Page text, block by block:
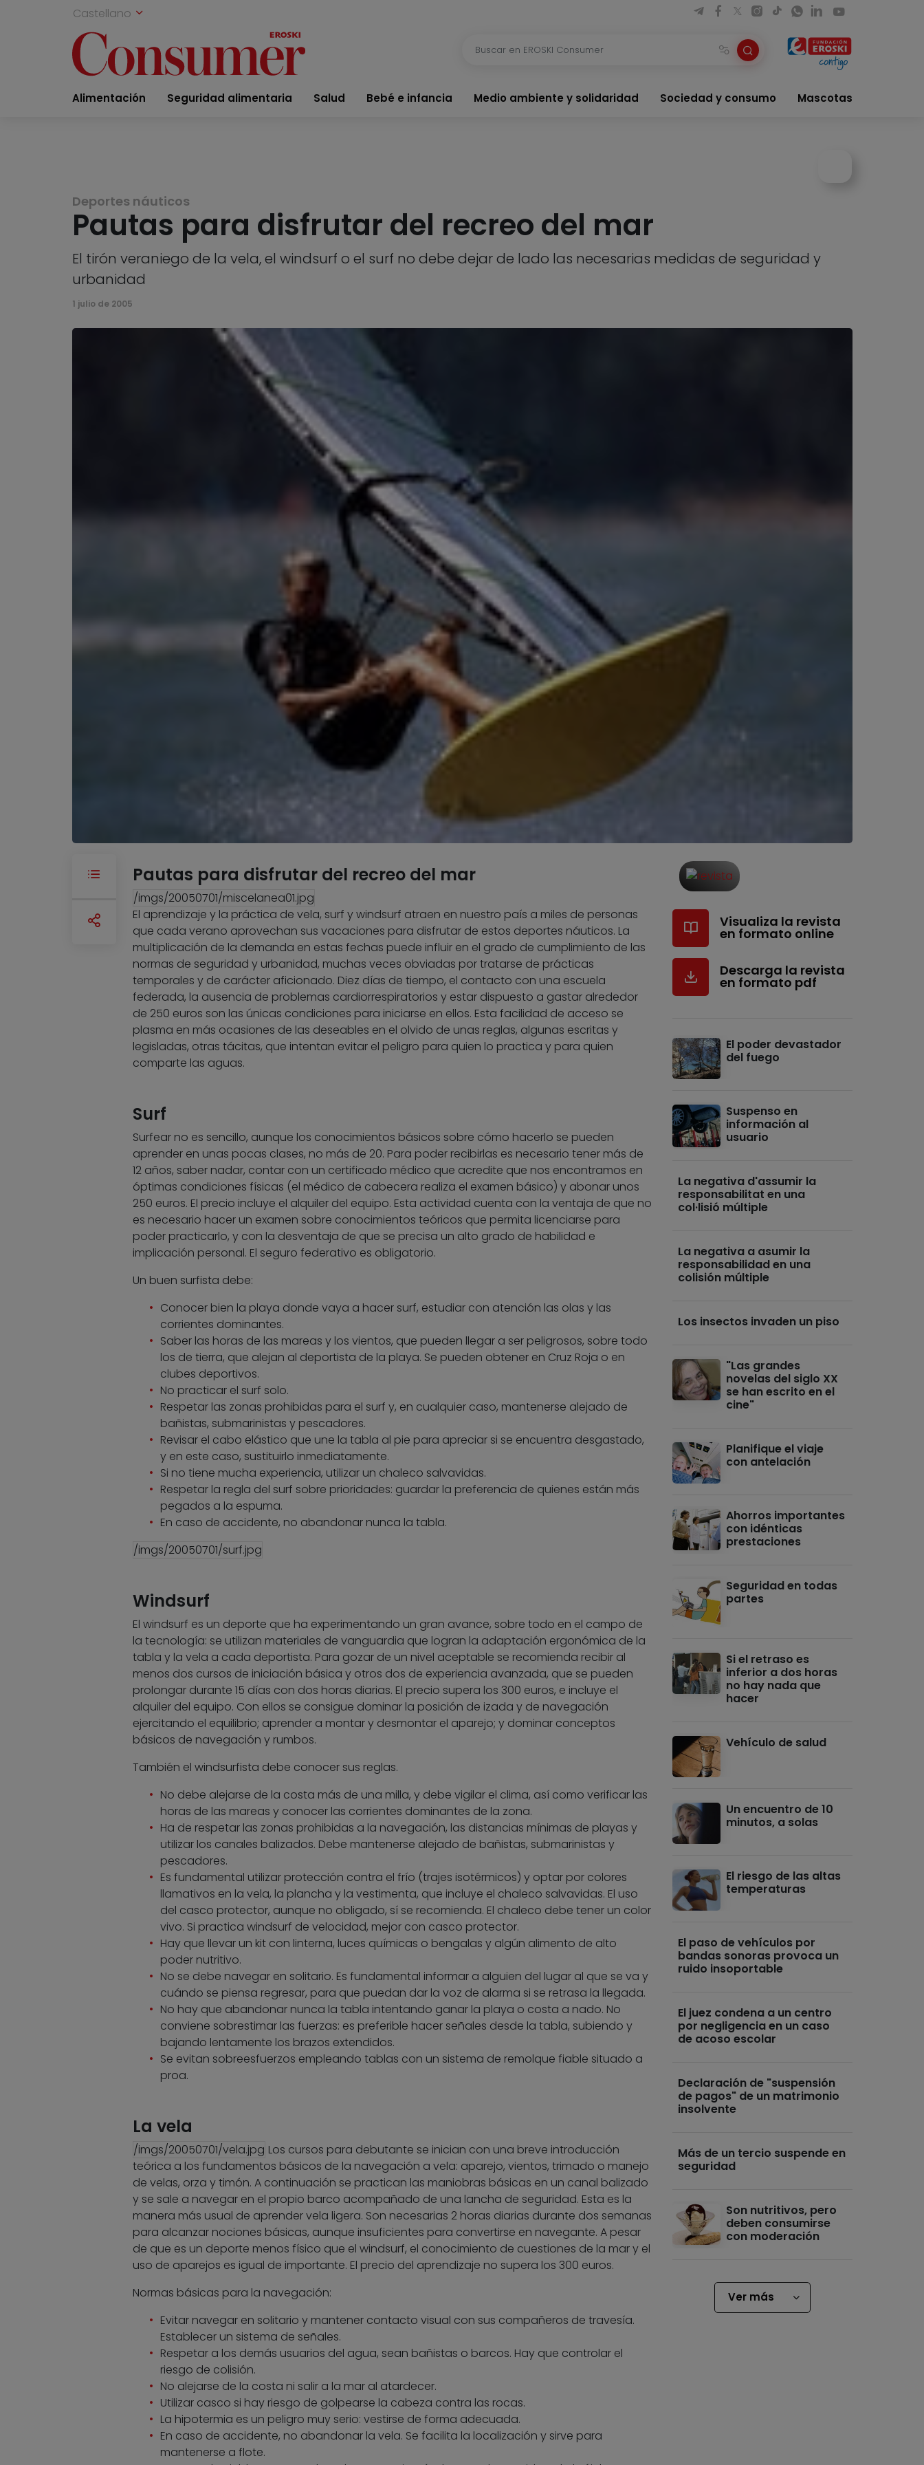
Castellano
Alimentación Seguridad alimentaria Salud Bebé e infancia Medio ambiente y solidaridad Sociedad y consumo Mascotas
Deportes náuticos
Pautas para disfrutar del recreo del mar
El tirón veraniego de la vela, el windsurf o el surf no debe dejar de lado las necesarias medidas de seguridad y
urbanidad
1 julio de 2005
Pautas para disfrutar del recreo del mar
/imgs/20050701/miscelanea01.jpg
El aprendizaje y la práctica de vela, surf y windsurf atraen en nuestro país a miles de personas
que cada verano aprovechan sus vacaciones para disfrutar de estos deportes náuticos. La
multiplicación de la demanda en estas fechas puede influir en el grado de cumplimiento de las
normas de seguridad y urbanidad, muchas veces obviadas por tratarse de prácticas
temporales y de carácter aficionado. Diez días de tiempo, el contacto con una escuela
federada, la ausencia de problemas cardiorrespiratorios y estar dispuesto a gastar alrededor
de 250 euros son las únicas condiciones para iniciarse en ellos. Esta facilidad de acceso se
plasma en más ocasiones de las deseables en el olvido de unas reglas, algunas escritas y
legisladas, otras tácitas, que intentan evitar el peligro para quien lo practica y para quien
comparte las aguas.
Surf
Surfear no es sencillo, aunque los conocimientos básicos sobre cómo hacerlo se pueden
aprender en unas pocas clases, no más de 20. Para poder recibirlas es necesario tener más de
12 años, saber nadar, contar con un certificado médico que acredite que nos encontramos en
óptimas condiciones físicas (el médico de cabecera realiza el examen básico) y abonar unos
250 euros. El precio incluye el alquiler del equipo. Esta actividad cuenta con la ventaja de que no
es necesario hacer un examen sobre conocimientos teóricos que permita licenciarse para
poder practicarlo, y con la desventaja de que se precisa un alto grado de habilidad e
implicación personal. El seguro federativo es obligatorio.
Un buen surfista debe:
Conocer bien la playa donde vaya a hacer surf, estudiar con atención las olas y las
corrientes dominantes.
Saber las horas de las mareas y los vientos, que pueden llegar a ser peligrosos, sobre todo
los de tierra, que alejan al deportista de la playa. Se pueden obtener en Cruz Roja o en
clubes deportivos.
No practicar el surf solo.
Respetar las zonas prohibidas para el surf y, en cualquier caso, mantenerse alejado de
bañistas, submarinistas y pescadores.
Revisar el cabo elástico que une la tabla al pie para apreciar si se encuentra desgastado,
y en este caso, sustituirlo inmediatamente.
Si no tiene mucha experiencia, utilizar un chaleco salvavidas.
Respetar la regla del surf sobre prioridades: guardar la preferencia de quienes están más
pegados a la espuma.
En caso de accidente, no abandonar nunca la tabla.
/imgs/20050701/surf.jpg
Windsurf
El windsurf es un deporte que ha experimentando un gran avance, sobre todo en el campo de
la tecnología: se utilizan materiales de vanguardia que logran la adaptación ergonómica de la
tabla y la vela a cada deportista. Para gozar de un nivel aceptable se recomienda recibir al
menos dos cursos de iniciación básica y otros dos de experiencia avanzada, que se pueden
prolongar durante 15 días con dos horas diarias. El precio supera los 300 euros, e incluye el
alquiler del equipo. Con ellos se consigue dominar la posición de izada y de navegación
ejercitando el equilibrio; aprender a montar y desmontar el aparejo; y dominar conceptos
básicos de navegación y rumbos.
También el windsurfista debe conocer sus reglas.
No debe alejarse de la costa más de una milla, y debe vigilar el clima, así como verificar las
horas de las mareas y conocer las corrientes dominantes de la zona.
Ha de respetar las zonas prohibidas a la navegación, las distancias mínimas de playas y
utilizar los canales balizados. Debe mantenerse alejado de bañistas, submarinistas y
pescadores.
Es fundamental utilizar protección contra el frío (trajes isotérmicos) y optar por colores
llamativos en la vela, la plancha y la vestimenta, que incluye el chaleco salvavidas. El uso
del casco protector, aunque no obligado, sí se recomienda. El chaleco debe tener un color
vivo. Si practica windsurf de velocidad, mejor con casco protector.
Hay que llevar un kit con linterna, luces químicas o bengalas y algún alimento de alto
poder nutritivo.
No se debe navegar en solitario. Es fundamental informar a alguien del lugar al que se va y
cuándo se piensa regresar, para que puedan dar la voz de alarma si se retrasa la llegada.
No hay que abandonar nunca la tabla intentando ganar la playa o costa a nado. No
conviene sobrestimar las fuerzas: es preferible hacer señales desde la tabla, subiendo y
bajando lentamente los brazos extendidos.
Se evitan sobreesfuerzos empleando tablas con un sistema de remolque fiable situado a
proa.
La vela
/imgs/20050701/vela.jpg Los cursos para debutante se inician con una breve introducción
teórica a los fundamentos básicos de la navegación a vela: aparejo, vientos, trimado o manejo
de velas, orza y timón. A continuación se practican las maniobras básicas en un canal balizado
y se sale a navegar en el propio barco acompañado de una lancha de seguridad. Esta es la
manera más usual de aprender vela ligera. Son necesarias 2 horas diarias durante dos semanas
para alcanzar nociones básicas, aunque insuficientes para convertirse en navegante. A pesar
de que es un deporte menos físico que el windsurf, el conocimiento de cuestiones de la mar y el
uso de aparejos es igual de importante. El precio del aprendizaje no supera los 300 euros.
Normas básicas para la navegación:
Evitar navegar en solitario y mantener contacto visual con sus compañeros de travesía.
Establecer un sistema de señales.
Respetar a los demás usuarios del agua, sean bañistas o barcos. Hay que controlar el
riesgo de colisión.
No alejarse de la costa ni salir a la mar al atardecer.
Utilizar casco si hay riesgo de golpearse la cabeza contra las rocas.
La hipotermia es un peligro muy serio: vestirse de forma adecuada.
En caso de accidente, no abandonar la vela. Se facilita la localización y sirve para
mantenerse a flote.
Visualiza la revista
en formato online
Descarga la revista
en formato pdf
El poder devastador
del fuego
Suspenso en
información al
usuario
La negativa d'assumir la
responsabilitat en una
col·lisió múltiple
La negativa a asumir la
responsabilidad en una
colisión múltiple
Los insectos invaden un piso
"Las grandes
novelas del siglo XX
se han escrito en el
cine"
Planifique el viaje
con antelación
Ahorros importantes
con idénticas
prestaciones
Seguridad en todas
partes
Si el retraso es
inferior a dos horas
no hay nada que
hacer
Vehículo de salud
Un encuentro de 10
minutos, a solas
El riesgo de las altas
temperaturas
El paso de vehículos por
bandas sonoras provoca un
ruido insoportable
El juez condena a un centro
por negligencia en un caso
de acoso escolar
Declaración de "suspensión
de pagos" de un matrimonio
insolvente
Más de un tercio suspende en
seguridad
Son nutritivos, pero
deben consumirse
con moderación
Ver más